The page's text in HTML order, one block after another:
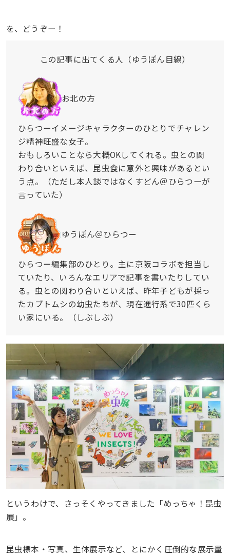
を、どうぞー！
この記事に出てくる人（ゆうぽん目線）
お北の方
ひらつーイメージキャラクターのひとりでチャレン
ジ精神旺盛な女子。
おもしろいことなら大概OKしてくれる。虫との関
わり合いといえば、昆虫食に意外と興味があるとい
う点。（ただし本人談ではなくすどん＠ひらつーが
言っていた）
ゆうぽん＠ひらつー
ひらつー編集部のひとり。主に京阪コラボを担当し
ていたり、いろんなエリアで記事を書いたりしてい
る。虫との関わり合いといえば、昨年子どもが採っ
たカブトムシの幼虫たちが、現在進行系で30匹くら
い家にいる。（しぶしぶ）
というわけで、さっそくやってきました「めっちゃ！昆虫
展」。
昆虫標本・写真、生体展示など、とにかく圧倒的な展示量